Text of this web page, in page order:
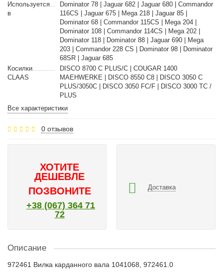
Используется
в
Dominator 78 | Jaguar 682 | Jaguar 680 | Commandor
116CS | Jaguar 675 | Mega 218 | Jaguar 85 |
Dominator 68 | Commandor 115CS | Mega 204 |
Dominator 108 | Commandor 114CS | Mega 202 |
Dominator 118 | Dominator 88 | Jaguar 690 | Mega
203 | Commandor 228 CS | Dominator 98 | Dominator
68SR | Jaguar 685
Косилки
CLAAS
DISCO 8700 C PLUS/C | COUGAR 1400
MAEHWERKE | DISCO 8550 C8 | DISCO 3050 C
PLUS/3050C | DISCO 3050 FC/F | DISCO 3000 TC /
PLUS
Все характеристики
0 отзывов
ХОТИТЕ
ДЕШЕВЛЕ
ПОЗВОНИТЕ
+38 (067) 364 71
72
Доставка
Описание
972461 Вилка карданного вала 1041068, 972461.0